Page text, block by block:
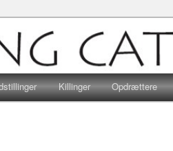
Cats
end hjertet banker for huskatte eller
Killinger Opdrættere